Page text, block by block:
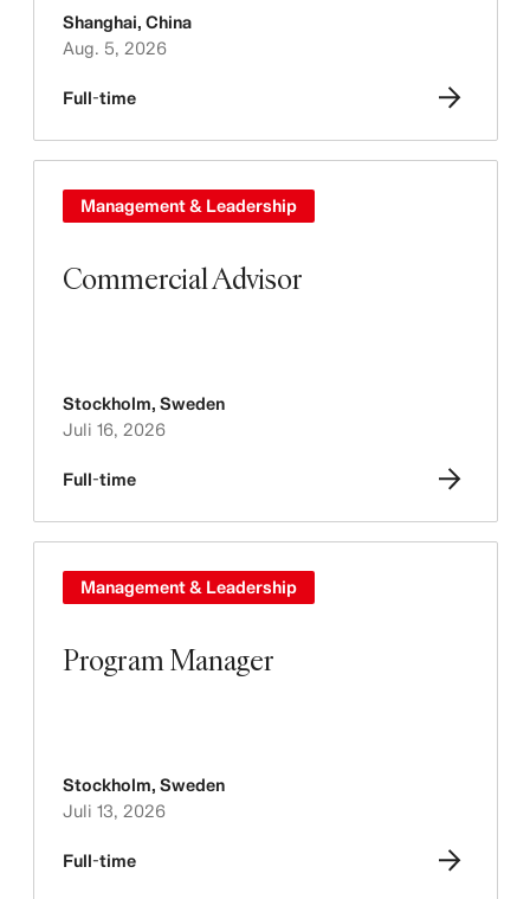
Shanghai, China
Aug. 5, 2026
Full-time
Commercial Advisor
Management & Leadership
Stockholm, Sweden
Juli 16, 2026
Full-time
Program Manager
Management & Leadership
Stockholm, Sweden
Juli 13, 2026
Full-time